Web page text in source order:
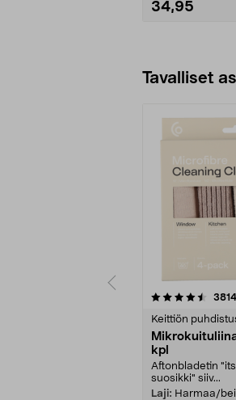
34,95
Tavalliset
3814
Keittiön
kpl
Aftonbladetin
suosikki" siiv...
Laji: Harmaa/